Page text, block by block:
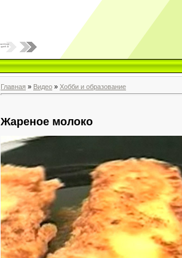
Главная » Видео » Хобби и образование
Жареное молоко